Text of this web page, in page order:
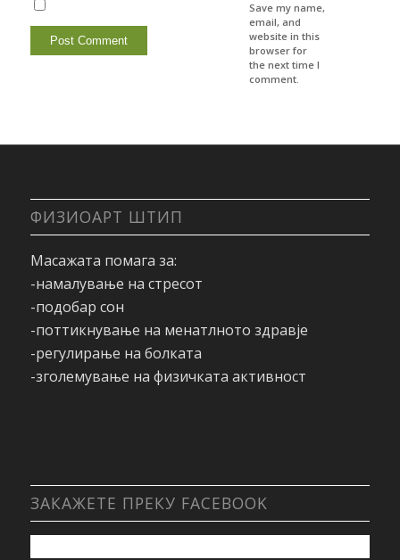
Save my name,
email, and
website in this
browser for
the next time I
comment.
ФИЗИОАРТ ШТИП
Масажата помага за:
-намалување на стресот
-подобар сон
-поттикнување на менатлното здравје
-регулирање на болката
-зголемување на физичката активност
ЗАКАЖЕТЕ ПРЕКУ FACEBOOK